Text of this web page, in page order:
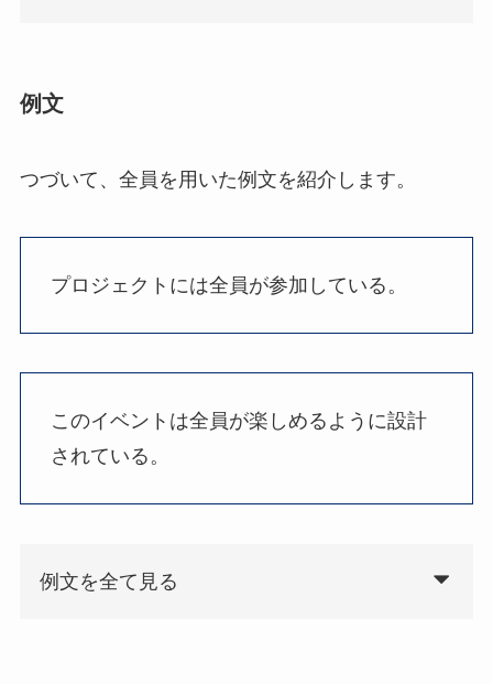
例文
つづいて、全員を用いた例文を紹介します。
プロジェクトには全員が参加している。
このイベントは全員が楽しめるように設計
されている。
例文を全て見る